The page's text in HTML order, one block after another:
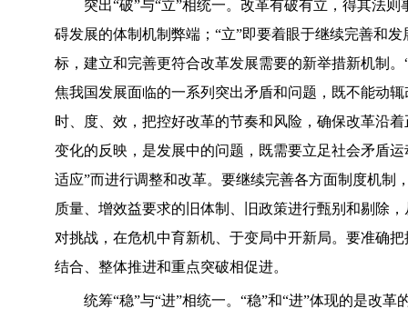
突出“破”与“立”相统一。改革有破有立，得其法则
碍发展的体制机制弊端；“立”即要着眼于继续完善和
标，建立和完善更符合改革发展需要的新举措新机制
焦我国发展面临的一系列突出矛盾和问题，既不能动
时、度、效，把控好改革的节奏和风险，确保改革沿
变化的反映，是发展中的问题，既需要立足社会矛盾
适应”而进行调整和改革。要继续完善各方面制度机制
质量、增效益要求的旧体制、旧政策进行甄别和剔除
对挑战，在危机中育新机、于变局中开新局。要准确
结合、整体推进和重点突破相促进。
统筹“稳”与“进”相统一。“稳”和“进”体现的是改革